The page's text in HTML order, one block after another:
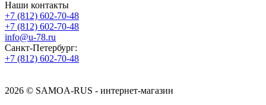
Наши контакты
+7 (812) 602-70-48
+7 (812) 602-70-48
info@u-78.ru
Санкт-Петербург:
+7 (812) 602-70-48
2026 © SAMOA-RUS - интернет-магазин